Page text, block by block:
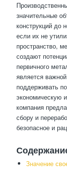
значительные
конструкций до
если их не
пространство,
создают
первичного
является
поддерживать
экономическую
компания
сбору и
безопасное и
Значение